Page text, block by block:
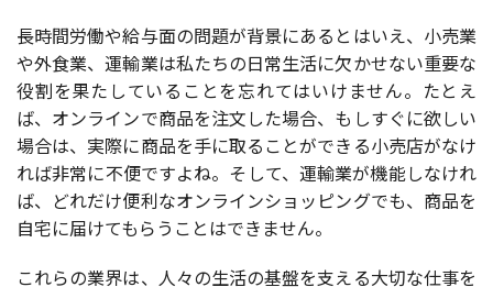
長時間労働や給与面の問題が背景にあるとはいえ、小売業
や外食業、運輸業は私たちの日常生活に欠かせない重要な
役割を果たしていることを忘れてはいけません。たとえ
ば、オンラインで商品を注文した場合、もしすぐに欲しい
場合は、実際に商品を手に取ることができる小売店がなけ
れば非常に不便ですよね。そして、運輸業が機能しなけれ
ば、どれだけ便利なオンラインショッピングでも、商品を
自宅に届けてもらうことはできません。
これらの業界は、人々の生活の基盤を支える大切な仕事を